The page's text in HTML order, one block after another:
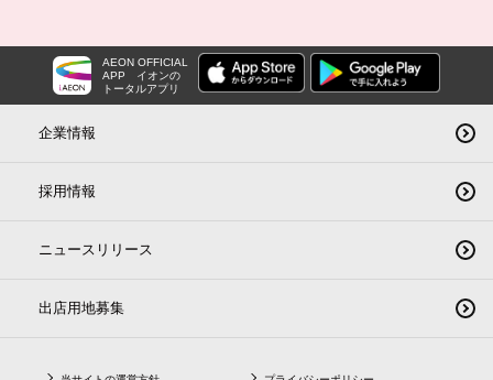
AEON OFFICIAL
APP
イオンの
トータルアプリ
企業情報
採用情報
ニュースリリース
出店用地募集